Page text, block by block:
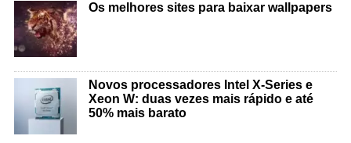
Os melhores sites para baixar wallpapers
Novos processadores Intel X-Series e
Xeon W: duas vezes mais rápido e até
50% mais barato